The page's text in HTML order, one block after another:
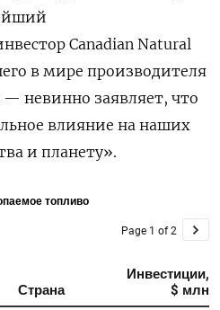
Canadian Natural
в мире производителя
невинно заявляет, что
влияние на наших
и планету».